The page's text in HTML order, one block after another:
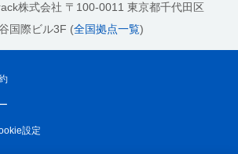
株式会社 〒100-0011 東京都千代田区
国際ビル3F (全国拠点一覧)
設定